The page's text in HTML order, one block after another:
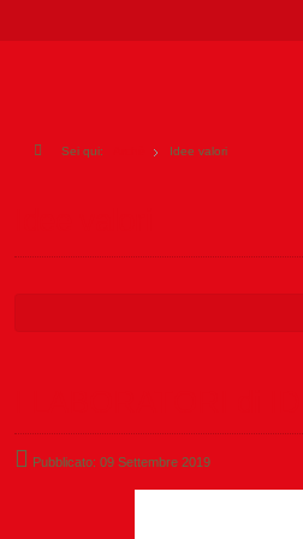
Sei qui: Idee valori
I LABORATORI di
Pubblicato: 09 Settembre 2019